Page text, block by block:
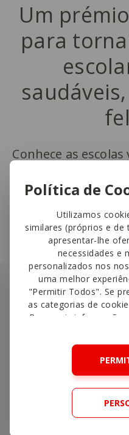
Política de
Utilizamos
similares (próprios e
apresentar-lhe
necessidades e
personalizados nos
uma melhor
"Permitir Todos". Se
as categorias de
Para mais
Um
para
Conhece as
alimentar há ideias
Castelo